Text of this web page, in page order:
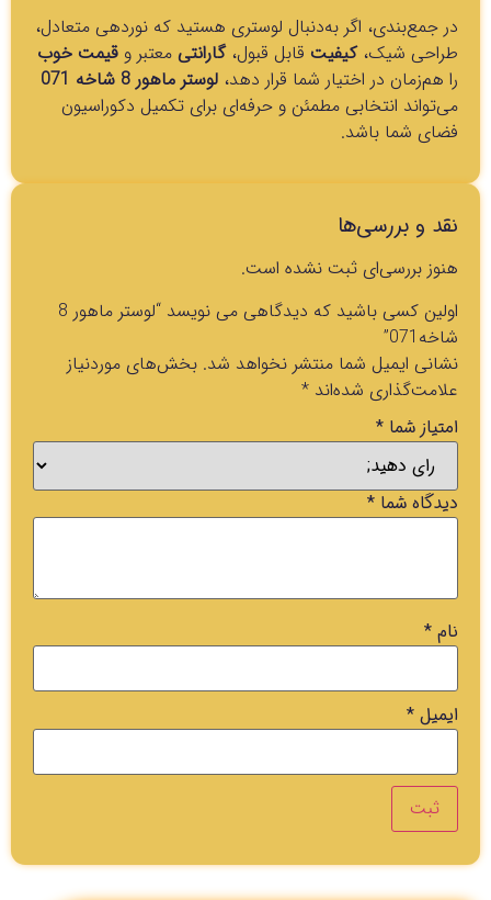
در جمع‌بندی، اگر به‌دنبال لوستری هستید که نوردهی متعادل،
طراحی شیک،کیفیت قابل قبول،گارانتی معتبر و قیمت خوب
را هم‌زمان در اختیار شما قرار دهد، لوستر ماهور 8 شاخه 071
می‌تواند انتخابی مطمئن و حرفه‌ای برای تکمیل دکوراسیون
فضای شما باشد.
نقد و بررسی‌ها
هنوز بررسی‌ای ثبت نشده است.
اولین کسی باشید که دیدگاهی می نویسد “لوستر ماهور 8
شاخه071”
نشانی ایمیل شما منتشر نخواهد شد. بخش‌های موردنیاز
علامت‌گذاری شده‌اند *
امتیاز شما *
دیدگاه شما *
نام *
ایمیل *